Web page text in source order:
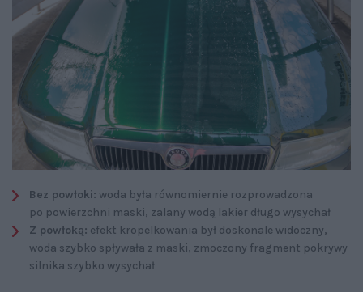
Bez powłoki: woda była równomiernie rozprowadzona
po powierzchni maski, zalany wodą lakier długo wysychał
Z powłoką: efekt kropelkowania był doskonale widoczny,
woda szybko spływała z maski, zmoczony fragment pokrywy
silnika szybko wysychał